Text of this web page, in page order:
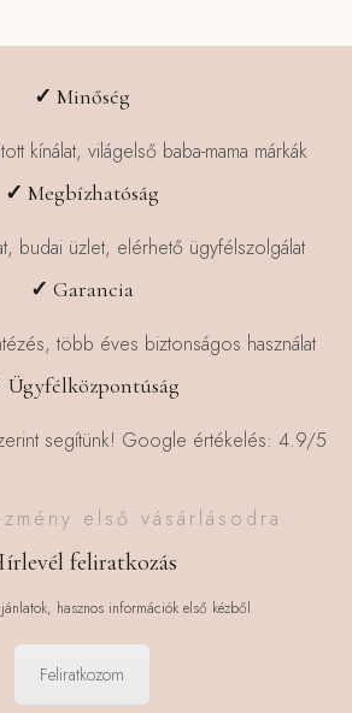
✓ Minőség
kínálat, világelső baba-mama márkák
✓ Megbízhatóság
budai üzlet, elérhető ügyfélszolgálat
✓ Garancia
több éves biztonságos használat
Ügyfélközpontúság
segítünk! Google értékelés: 4.9/5
első vásárlásodra
feliratkozás
hasznos információk első kézből
Feliratkozom